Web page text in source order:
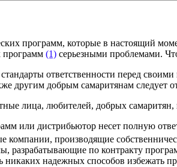
программ, которые в настоящий
программ (1) серьезными проблемами.
ответственности перед своими
другим добрым самаритянам следует
лица, любителей, добрых
или дистрибьютор несет полную
производящие
разрабатывающие по контракту
надежных способов избежать